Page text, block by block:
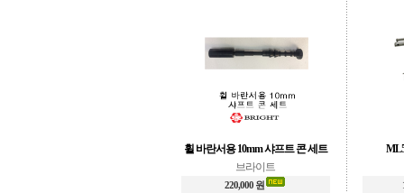
휠 바란서용 10mm 샤프트 콘 세트
브라이트
220,000 원